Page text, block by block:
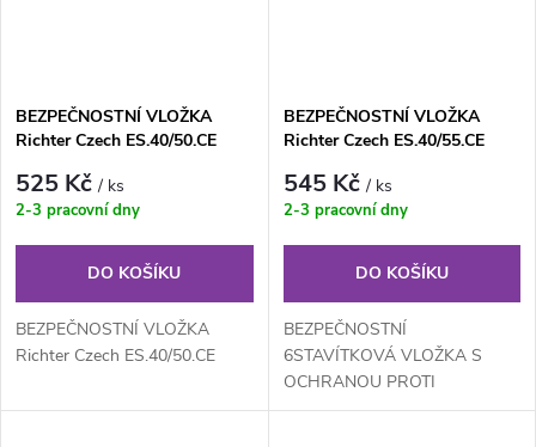
BEZPEČNOSTNÍ VLOŽKA
Richter Czech ES.40/50.CE
525 Kč/ ks
2-3 pracovní dny
DO KOŠÍKU
BEZPEČNOSTNÍ VLOŽKA
Richter Czech ES.40/50.CE
BEZPEČNOSTNÍ VLOŽKA
Richter Czech ES.40/55.CE
545 Kč/ ks
2-3 pracovní dny
DO KOŠÍKU
BEZPEČNOSTNÍ
6STAVÍTKOVÁ VLOŽKA S
OCHRANOU PROTI
ODVRTÁNÍ, BUMPINGU A